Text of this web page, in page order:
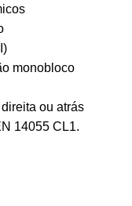
monobloco
ou atrás
14055 CL1.